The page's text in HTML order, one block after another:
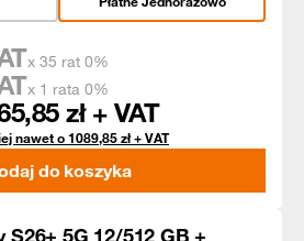
zł + VAT
x 35 rat 0%
x 1 rata 0%
nawet o1089,85zł+ VAT
do koszyka
S26+ 5G 12/512 GB +